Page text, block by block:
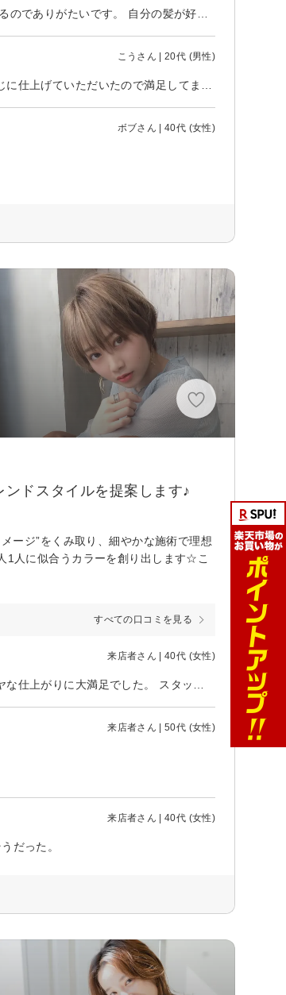
こうさん | 20代 (男性)
ボブさん | 40代 (女性)
ドスタイルを提案します♪
ージ”をくみ取り、細やかな施術で理想
1人に似合うカラーを創り出します☆こ
すべての口コミを見る
来店者さん | 40代 (女性)
来店者さん | 50代 (女性)
来店者さん | 40代 (女性)
だった。